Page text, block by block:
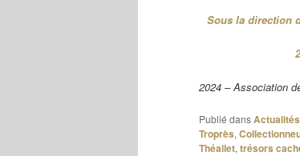
Sous la direction
2024 – Association
Publié dansActualités
Troprès,
Théallet, trésors